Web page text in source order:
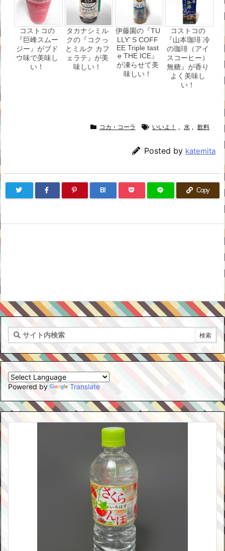
コストコの
『巨峰スムー
ジー』がブド
ウ味で美味し
い！
タカナシミル
クの『コクっ
とミルク カフ
ェラテ』が美
味しい！
伊藤園の『TU
LLY’ S COFF
EE Triple tast
e THE ICE』
が凍らせて美
味しい！
コストコの
『山本珈琲 冷
の珈琲（アイ
スコーヒー）
無糖』が香り
よく美味し
い！
コカ・コーラ いいよ！ , 水 , 飲料
Posted by katemita
B! Copy
Powered by Translate